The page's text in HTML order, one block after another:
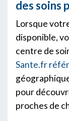
des soins
Lorsque
disponible,
centre de
Sante.fr
pour
proches de